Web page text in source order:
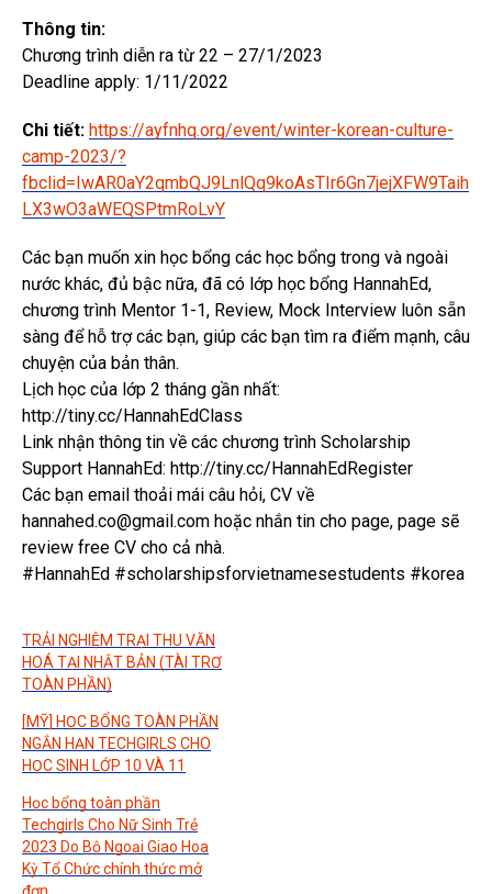
Thông tin:
Chương trình diễn ra từ 22 – 27/1/2023
Deadline apply: 1/11/2022
Chi tiết: https://ayfnhq.org/event/winter-korean-culture-
camp-2023/?
fbclid=IwAR0aY2qmbQJ9LnlQq9koAsTIr6Gn7jejXFW9Taih
LX3wO3aWEQSPtmRoLvY
Các bạn muốn xin học bổng các học bổng trong và ngoài
nước khác, đủ bậc nữa, đã có lớp học bổng HannahEd,
chương trình Mentor 1-1, Review, Mock Interview luôn sẵn
sàng để hỗ trợ các bạn, giúp các bạn tìm ra điểm mạnh, câu
chuyện của bản thân.
Lịch học của lớp 2 tháng gần nhất:
http://tiny.cc/HannahEdClass
Link nhận thông tin về các chương trình Scholarship
Support HannahEd: http://tiny.cc/HannahEdRegister
Các bạn email thoải mái câu hỏi, CV về
hannahed.co@gmail.com hoặc nhắn tin cho page, page sẽ
review free CV cho cả nhà.
#HannahEd #scholarshipsforvietnamesestudents #korea
TRẢI NGHIỆM TRẠI THU VĂN
HOÁ TẠI NHẬT BẢN (TÀI TRỢ
TOÀN PHẦN)
[MỸ] HỌC BỔNG TOÀN PHẦN
NGẮN HẠN TECHGIRLS CHO
HỌC SINH LỚP 10 VÀ 11
Học bổng toàn phần
Techgirls Cho Nữ Sinh Trẻ
2023 Do Bộ Ngoại Giao Hoa
Kỳ Tổ Chức chính thức mở